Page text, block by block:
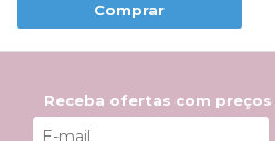
Comprar
Receba ofertas com preços